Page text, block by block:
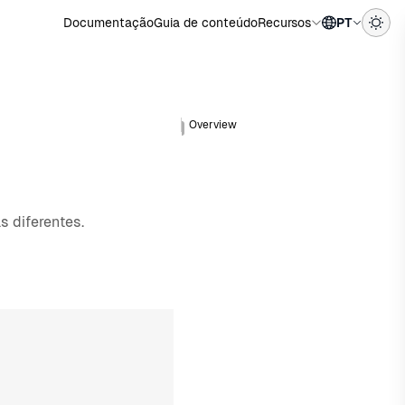
DocumentaçãoGuia de conteúdoRecursos PT
diferentes.
Overview